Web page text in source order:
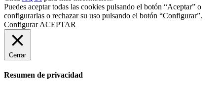
Puedes aceptar todas las cookies pulsando el botón “Aceptar” o
configurarlas o rechazar su uso pulsando el botón “Configurar”.
Configurar ACEPTAR
Cerrar
Resumen de privacidad